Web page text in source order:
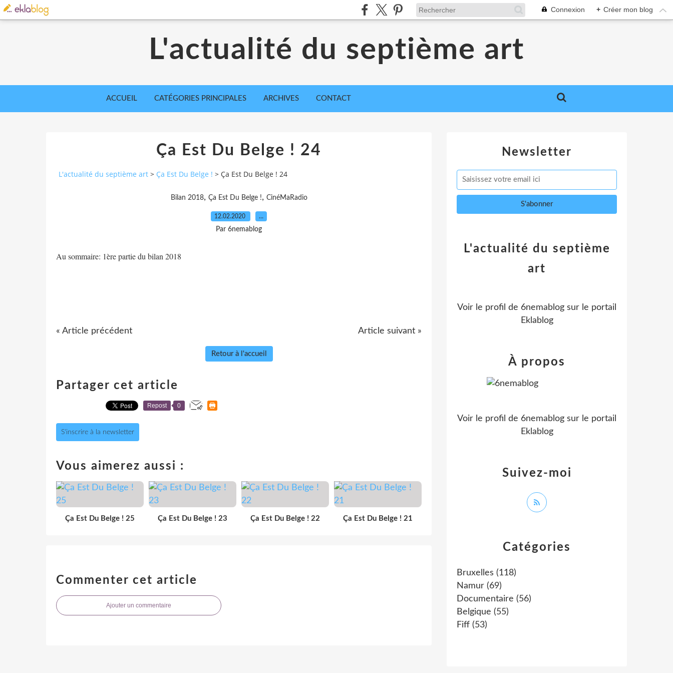
Connexion + Créer mon blog
L'actualité du septième art
ACCUEIL CATÉGORIES PRINCIPALES ARCHIVES CONTACT
Ça Est Du Belge ! 24
L'actualité du septième art > Ça Est Du Belge ! > Ça Est Du Belge ! 24
Bilan 2018, Ça Est Du Belge !, CinéMaRadio
12.02.2020 …
Par 6nemablog
Au sommaire: 1ère partie du bilan 2018
« Article précédent Article suivant »
Retour à l'accueil
Partager cet article
Repost 0
S'inscrire à la newsletter
Vous aimerez aussi :
Ça Est Du Belge ! 25 Ça Est Du Belge ! 23 Ça Est Du Belge ! 22 Ça Est Du Belge ! 21
Commenter cet article
Ajouter un commentaire
Newsletter
Catégories
Bruxelles (118)
Namur (69)
Documentaire (56)
Belgique (55)
Fiff (53)
L'actualité du septième
art
Voir le profil de 6nemablog sur le portail
Eklablog
Suivez-moi
À propos
Voir le profil de 6nemablog sur le portail
Eklablog